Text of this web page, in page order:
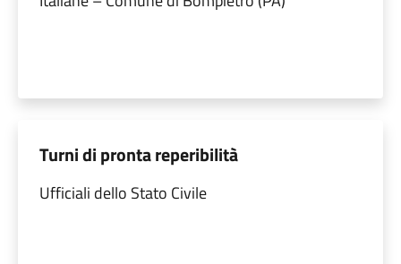
Turni di pronta reperibilità
Ufficiali dello Stato Civile